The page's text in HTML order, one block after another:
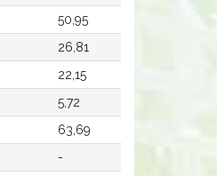
50,95
26,81
22,15
5,72
63,69
-